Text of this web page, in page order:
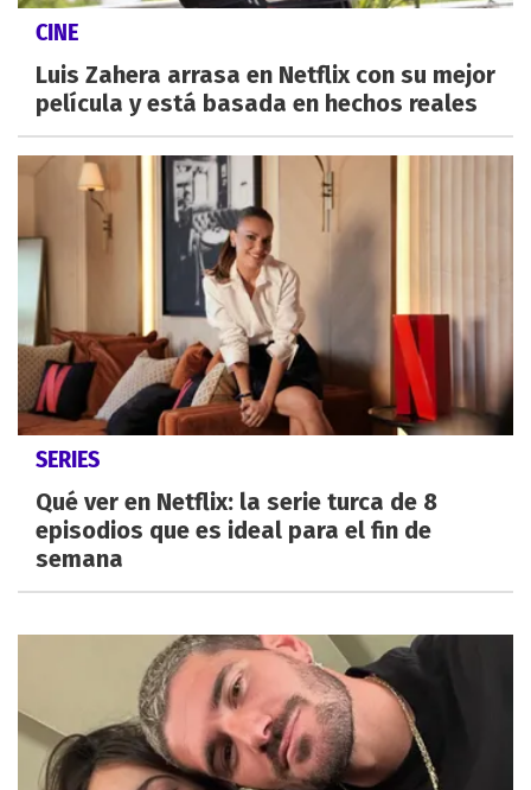
CINE
Luis Zahera arrasa en Netflix con su mejor
película y está basada en hechos reales
SERIES
Qué ver en Netflix: la serie turca de 8
episodios que es ideal para el fin de
semana